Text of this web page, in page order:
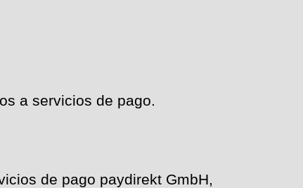
a servicios de pago.
de pago paydirekt GmbH,